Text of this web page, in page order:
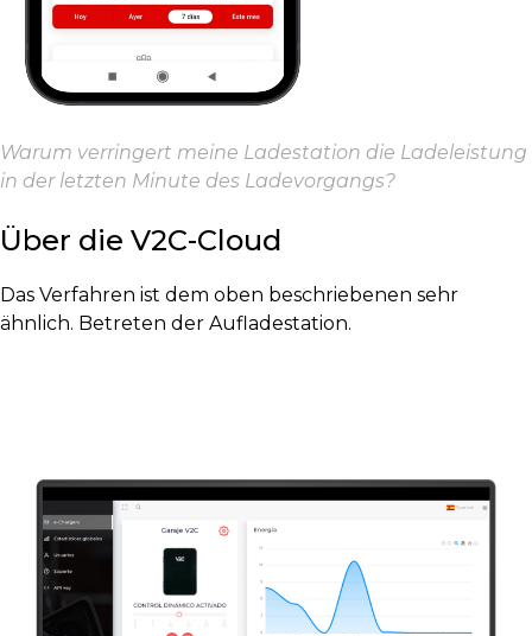
Warum verringert meine Ladestation die Ladeleistung
in der letzten Minute des Ladevorgangs?
Über die V2C-Cloud
Das Verfahren ist dem oben beschriebenen sehr
ähnlich. Betreten der Aufladestation.